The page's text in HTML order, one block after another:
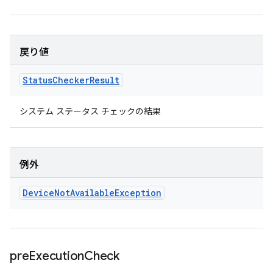
戻り値
StatusCheckerResult
システム ステータス チェックの結果
例外
DeviceNotAvailableException
preExecutionCheck